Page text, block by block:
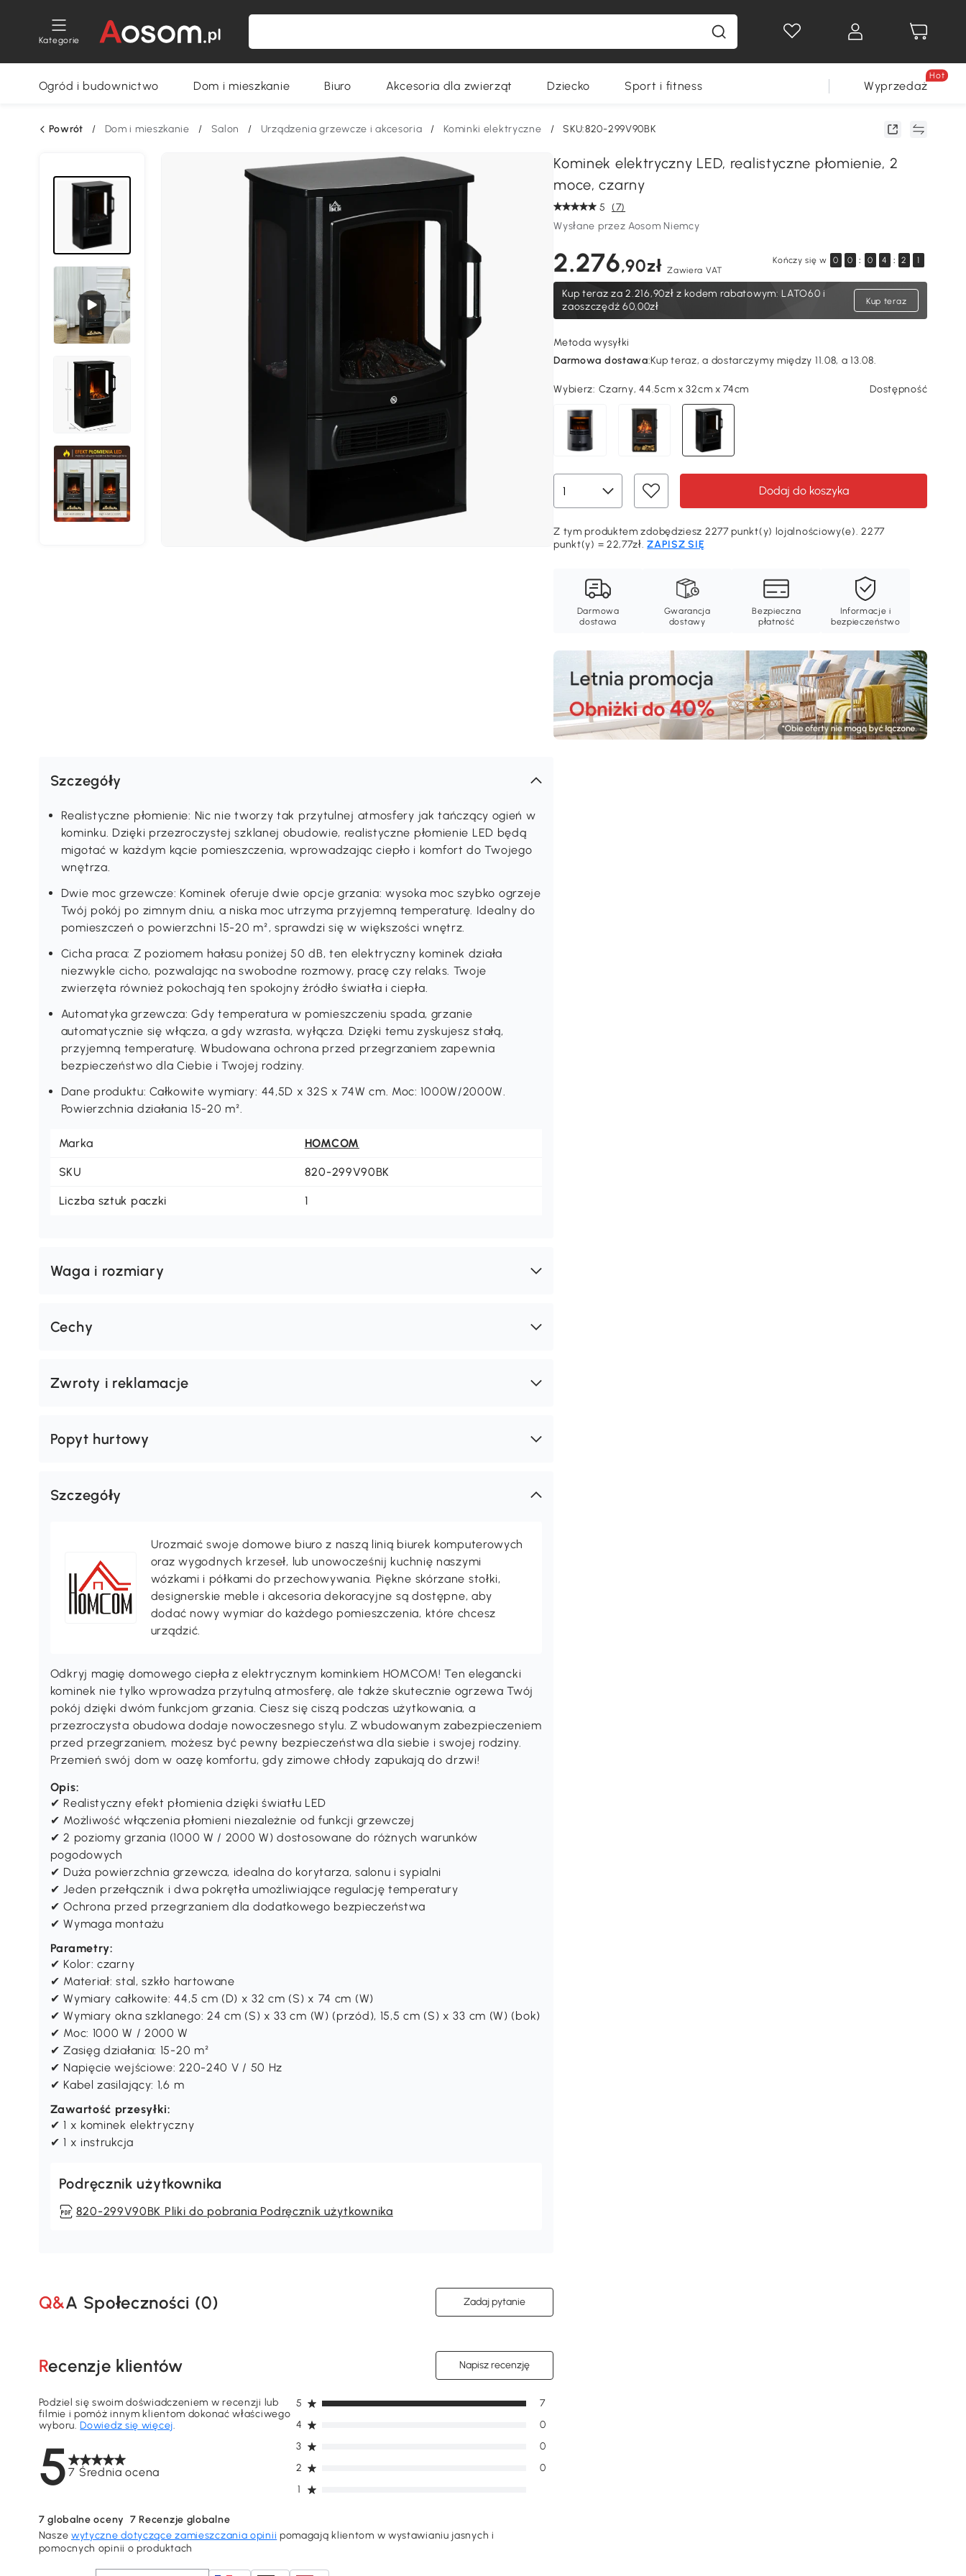
Kategorie
Ogród i budownictwo Dom i mieszkanie Biuro Akcesoria dla zwierząt Dziecko Sport i fitness Wyprzedaż
Hot
Powrót / Dom i mieszkanie / Salon / Urządzenia grzewcze i akcesoria / Kominki elektryczne / SKU:820-299V90BK
Kominek elektryczny LED, realistyczne płomienie, 2
moce, czarny
5 (7)
Wysłane przez Aosom Niemcy
2.276,90zł Zawiera VAT
Kończy się w 0 0 : 0 4 : 2 1
Kup teraz za2.216,90zł z kodem rabatowym: LATO60 i
zaoszczędź 60,00zł
Kup teraz
Metoda wysyłki
Darmowa dostawa:Kup teraz, a dostarczymy między 11.08, a 13.08.
Wybierz: Czarny, 44.5cm x 32cm x 74cm Dostępność
Dodaj do koszyka
Z tym produktem zdobędziesz 2277 punkt(y) lojalnościowy(e). 2277
punkt(y) = 22,77zł.ZAPISZ SIĘ
Darmowa
dostawa
Gwarancja
dostawy
Bezpieczna
płatność
Informacje i
bezpieczeństwo
Szczegóły
Realistyczne płomienie: Nic nie tworzy tak przytulnej atmosfery jak tańczący ogień w
kominku. Dzięki przezroczystej szklanej obudowie, realistyczne płomienie LED będą
migotać w każdym kącie pomieszczenia, wprowadzając ciepło i komfort do Twojego
wnętrza.
Dwie moc grzewcze: Kominek oferuje dwie opcje grzania: wysoka moc szybko ogrzeje
Twój pokój po zimnym dniu, a niska moc utrzyma przyjemną temperaturę. Idealny do
pomieszczeń o powierzchni 15-20 m², sprawdzi się w większości wnętrz.
Cicha praca: Z poziomem hałasu poniżej 50 dB, ten elektryczny kominek działa
niezwykle cicho, pozwalając na swobodne rozmowy, pracę czy relaks. Twoje
zwierzęta również pokochają ten spokojny źródło światła i ciepła.
Automatyka grzewcza: Gdy temperatura w pomieszczeniu spada, grzanie
automatycznie się włącza, a gdy wzrasta, wyłącza. Dzięki temu zyskujesz stałą,
przyjemną temperaturę. Wbudowana ochrona przed przegrzaniem zapewnia
bezpieczeństwo dla Ciebie i Twojej rodziny.
Dane produktu: Całkowite wymiary: 44,5D x 32S x 74W cm. Moc: 1000W/2000W.
Powierzchnia działania 15-20 m².
Marka HOMCOM
SKU 820-299V90BK
Liczba sztuk paczki 1
Waga i rozmiary
Cechy
Zwroty i reklamacje
Popyt hurtowy
Szczegóły
Urozmaić swoje domowe biuro z naszą linią biurek komputerowych
oraz wygodnych krzeseł, lub unowocześnij kuchnię naszymi
wózkami i półkami do przechowywania. Piękne skórzane stołki,
designerskie meble i akcesoria dekoracyjne są dostępne, aby
dodać nowy wymiar do każdego pomieszczenia, które chcesz
urządzić.
Odkryj magię domowego ciepła z elektrycznym kominkiem HOMCOM! Ten elegancki
kominek nie tylko wprowadza przytulną atmosferę, ale także skutecznie ogrzewa Twój
pokój dzięki dwóm funkcjom grzania. Ciesz się ciszą podczas użytkowania, a
przezroczysta obudowa dodaje nowoczesnego stylu. Z wbudowanym zabezpieczeniem
przed przegrzaniem, możesz być pewny bezpieczeństwa dla siebie i swojej rodziny.
Przemień swój dom w oazę komfortu, gdy zimowe chłody zapukają do drzwi!
Opis:
✔ Realistyczny efekt płomienia dzięki światłu LED
✔ Możliwość włączenia płomieni niezależnie od funkcji grzewczej
✔ 2 poziomy grzania (1000 W / 2000 W) dostosowane do różnych warunków
pogodowych
✔ Duża powierzchnia grzewcza, idealna do korytarza, salonu i sypialni
✔ Jeden przełącznik i dwa pokrętła umożliwiające regulację temperatury
✔ Ochrona przed przegrzaniem dla dodatkowego bezpieczeństwa
✔ Wymaga montażu
Parametry:
✔ Kolor: czarny
✔ Materiał: stal, szkło hartowane
✔ Wymiary całkowite: 44,5 cm (D) x 32 cm (S) x 74 cm (W)
✔ Wymiary okna szklanego: 24 cm (S) x 33 cm (W) (przód), 15,5 cm (S) x 33 cm (W) (bok)
✔ Moc: 1000 W / 2000 W
✔ Zasięg działania: 15-20 m²
✔ Napięcie wejściowe: 220-240 V / 50 Hz
✔ Kabel zasilający: 1,6 m
Zawartość przesyłki:
✔ 1 x kominek elektryczny
✔ 1 x instrukcja
Podręcznik użytkownika
820-299V90BK Pliki do pobrania Podręcznik użytkownika
Q&A Społeczności (0) Zadaj pytanie
Recenzje klientów Napisz recenzję
57 Średnia ocena
Podziel się swoim doświadczeniem w recenzji lub
filmie i pomóż innym klientom dokonać właściwego
wyboru.Dowiedz się więcej.
1
2 0
3 0
4 0
5 7
7 globalne oceny 7 Recenzje globalne
Nasze wytyczne dotyczące zamieszczania opinii pomagają klientom w wystawianiu jasnych i
pomocnych opinii o produktach